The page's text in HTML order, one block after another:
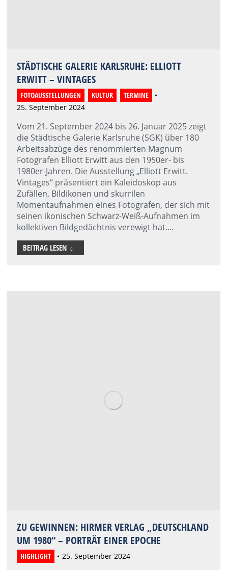
STÄDTISCHE GALERIE KARLSRUHE: ELLIOTT
ERWITT – VINTAGES
FOTOAUSSTELLUNGEN KULTUR
TERMINE
25. September 2024
Vom 21. September 2024 bis 26. Januar 2025 zeigt
die Städtische Galerie Karlsruhe (SGK) über 180
Arbeitsabzüge des renommierten Magnum
Fotografen Elliott Erwitt aus den 1950er- bis
1980er-Jahren. Die Ausstellung „Elliott Erwitt.
Vintages“ präsentiert ein Kaleidoskop aus
Zufällen, Bildikonen und skurrilen
Momentaufnahmen eines Fotografen, der sich mit
seinen ikonischen Schwarz-Weiß-Aufnahmen im
kollektiven Bildgedächtnis verewigt hat.…
BEITRAG LESEN
ZU GEWINNEN: HIRMER VERLAG „DEUTSCHLAND
UM 1980“ – PORTRÄT EINER EPOCHE
HIGHLIGHT 25. September 2024